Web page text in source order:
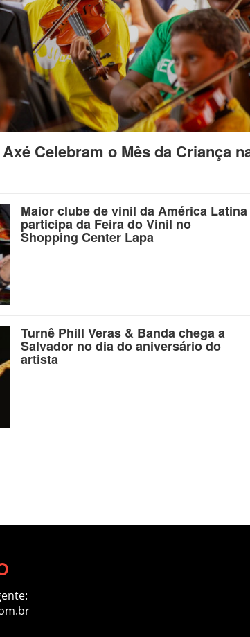
Celebram o Mês da Criança
Maior clube de vinil da América Latina
participa da Feira do Vinil no
Shopping Center Lapa
Turnê Phill Veras & Banda chega a
Salvador no dia do aniversário do
artista